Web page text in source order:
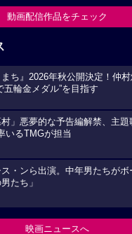
動画配信作品をチェック
まち』2026年秋公開決定！仲
五輪金メダル”を目指す
村」悪夢的な予告編解禁、主
いるTMGが担当
・ンら出演。中年男たちがボ
たち」
映画ニュースへ